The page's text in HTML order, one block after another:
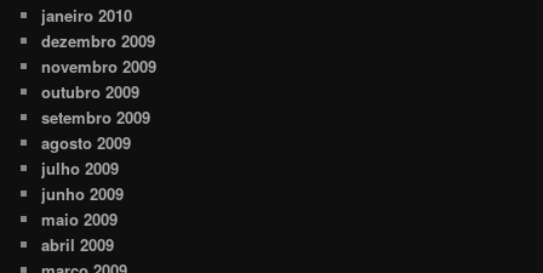
janeiro 2010
dezembro 2009
novembro 2009
outubro 2009
setembro 2009
agosto 2009
julho 2009
junho 2009
maio 2009
abril 2009